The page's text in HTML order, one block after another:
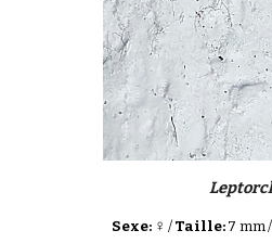
Sexe: ♀ /Taille:7 mm/